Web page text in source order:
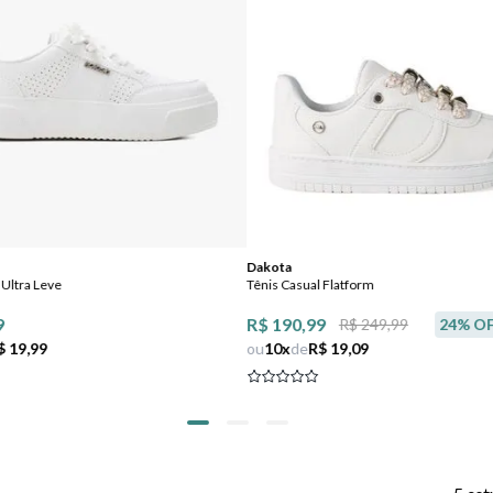
Leve
19,99
Dakota
Tênis Casual Flatform
R$ 190,99 R$ 249,99 24%
ou10xdeR$ 19,09